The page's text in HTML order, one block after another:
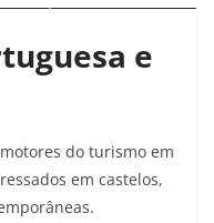
e
do turismo em
em castelos,